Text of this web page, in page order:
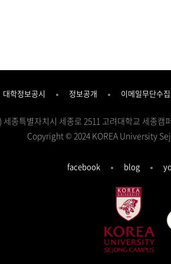
대학정보공시 정보공개 이메일무단수
세종특별자치시 세종로 2511 고려대학교 세종캠
Copyright © 2024 KOREA University
facebook blog